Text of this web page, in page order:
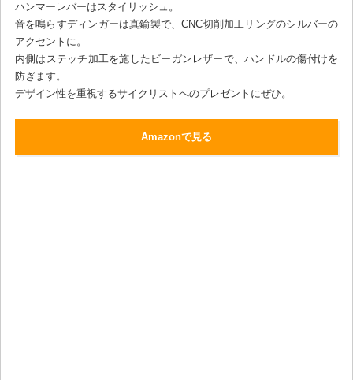
ハンマーレバーはスタイリッシュ。
音を鳴らすディンガーは真鍮製で、CNC切削加工リングのシルバーの
アクセントに。
内側はステッチ加工を施したビーガンレザーで、ハンドルの傷付けを
防ぎます。
デザイン性を重視するサイクリストへのプレゼントにぜひ。
Amazonで見る